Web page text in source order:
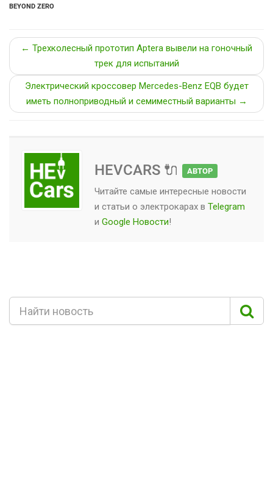
BEYOND ZERO
← Трехколесный прототип Aptera вывели на гоночный
трек для испытаний
Электрический кроссовер Mercedes-Benz EQB будет
иметь полноприводный и семиместный варианты →
HEVCARS 🔌 АВТОР
Читайте самые интересные новости
и статьи о электрокарах в Telegram
и Google Новости!